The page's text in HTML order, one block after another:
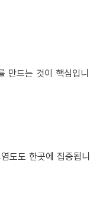
만드는 것이 핵심입니
도도 한곳에 집중됩니